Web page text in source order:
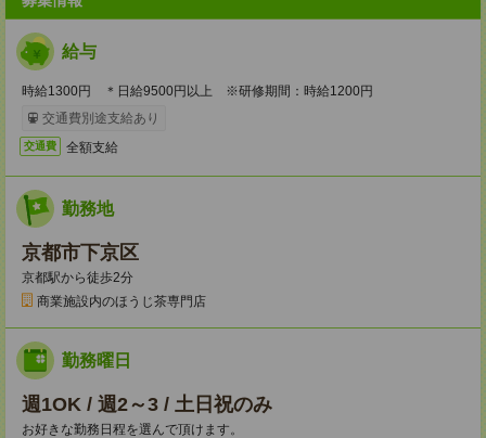
給与
時給1300円 ＊日給9500円以上 ※研修期間：時給1200円
交通費別途支給あり
交通費 全額支給
勤務地
京都市下京区
京都駅から徒歩2分
商業施設内のほうじ茶専門店
勤務曜日
週1OK / 週2～3 / 土日祝のみ
お好きな勤務日程を選んで頂けます。